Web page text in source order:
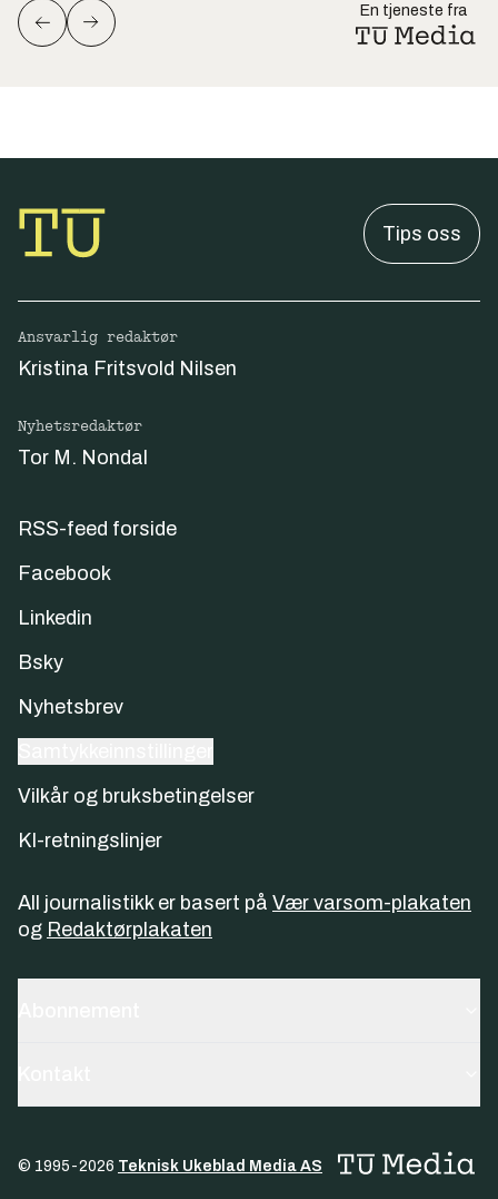
En tjeneste fra
Tips oss
Ansvarlig redaktør
Kristina Fritsvold Nilsen
Nyhetsredaktør
Tor M. Nondal
RSS-feed forside
Facebook
Linkedin
Bsky
Nyhetsbrev
Vilkår og bruksbetingelser
KI-retningslinjer
All journalistikk er basert på Vær varsom-plakaten
og Redaktørplakaten
© 1995-2026 Teknisk Ukeblad Media AS